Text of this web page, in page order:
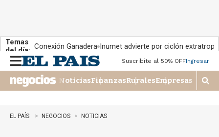
Temas
del día: Conexión Ganadera Inumet advierte por ciclón
n
u
Suscribite al 50% OFFIngresar
NoticiasFinanzasRuralesEmpresas
M
o
EL PAÍS NEGOCIOS NOTICIAS